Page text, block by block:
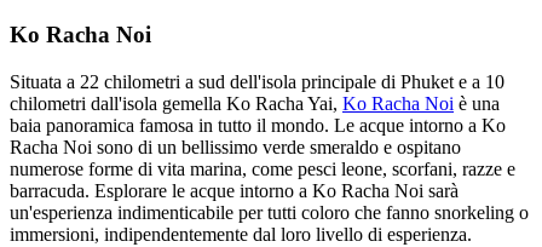
Ko Racha Noi
Situata a 22 chilometri a sud dell'isola principale di Phuket e a 10
chilometri dall'isola gemella Ko Racha Yai, Ko Racha Noi è una
baia panoramica famosa in tutto il mondo. Le acque intorno a Ko
Racha Noi sono di un bellissimo verde smeraldo e ospitano
numerose forme di vita marina, come pesci leone, scorfani, razze e
barracuda. Esplorare le acque intorno a Ko Racha Noi sarà
un'esperienza indimenticabile per tutti coloro che fanno snorkeling o
immersioni, indipendentemente dal loro livello di esperienza.